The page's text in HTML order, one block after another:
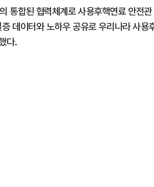
통합된 협력체계로 사용후핵연료 안전관
데이터와 노하우 공유로 우리나라 사용
다.